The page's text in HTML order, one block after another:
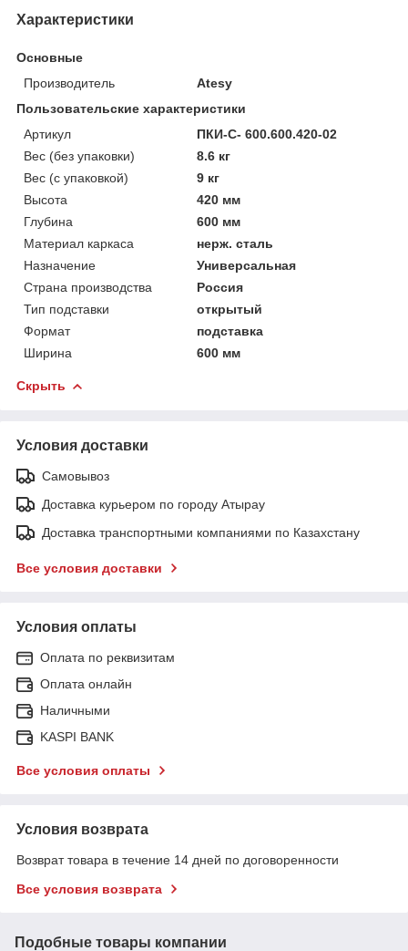
Характеристики
Основные
Производитель
Atesy
Пользовательские характеристики
Артикул
ПКИ-С- 600.600.420-02
Вес (без упаковки)
8.6 кг
Вес (с упаковкой)
9 кг
Высота
420 мм
Глубина
600 мм
Материал каркаса
нерж. сталь
Назначение
Универсальная
Страна производства
Россия
Тип подставки
открытый
Формат
подставка
Ширина
600 мм
Скрыть
Условия доставки
Самовывоз
Доставка курьером по городу Атырау
Доставка транспортными компаниями по Казахстану
Все условия доставки
Условия оплаты
Оплата по реквизитам
Оплата онлайн
Наличными
KASPI BANK
Все условия оплаты
Условия возврата
Возврат товара в течение 14 дней по договоренности
Все условия возврата
Подобные товары компании